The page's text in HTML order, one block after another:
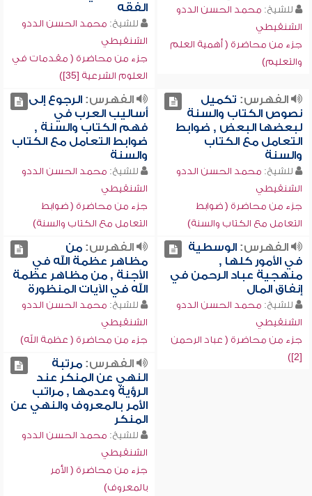
للشيخ: محمد الحسن الددو
الشنقيطي
جزء من محاضرة ( أهمية العلم
والتعليم)
الفقه
للشيخ: محمد الحسن الددو
الشنقيطي
جزء من محاضرة ( مقدمات في
العلوم الشرعية [35])
الفهرس: تكميل
نصوص الكتاب والسنة
لبعضها البعض , ضوابط
التعامل مع الكتاب
والسنة
للشيخ: محمد الحسن الددو
الشنقيطي
جزء من محاضرة ( ضوابط
التعامل مع الكتاب والسنة)
الفهرس:الرجوع إلى
أساليب العرب في
فهم الكتاب والسنة ,
ضوابط التعامل مع الكتاب
والسنة
للشيخ: محمد الحسن الددو
الشنقيطي
جزء من محاضرة ( ضوابط
التعامل مع الكتاب والسنة)
الفهرس:الوسطية
في الأمور كلها ,
منهجية عباد الرحمن في
إنفاق المال
للشيخ: محمد الحسن الددو
الشنقيطي
جزء من محاضرة ( عباد الرحمن
[2])
الفهرس:من
مظاهر عظمة الله في
الأجنة , من مظاهر عظمة
الله في الآيات المنظورة
للشيخ: محمد الحسن الددو
الشنقيطي
جزء من محاضرة ( عظمة الله)
الفهرس:مرتبة
النهي عن المنكر عند
الرؤية وعدمها , مراتب
الأمر بالمعروف والنهي عن
المنكر
للشيخ: محمد الحسن الددو
الشنقيطي
جزء من محاضرة ( الأمر
بالمعروف)